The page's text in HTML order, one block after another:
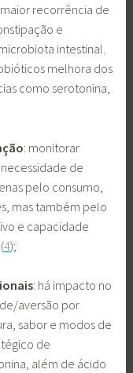
recorrência de
e
intestinal.
melhora dos
como serotonina,
: monitorar
de
pelo consumo,
mas também pelo
e capacidade
4);
: há impacto no
aversão por
sabor e modos de
de
além de ácido